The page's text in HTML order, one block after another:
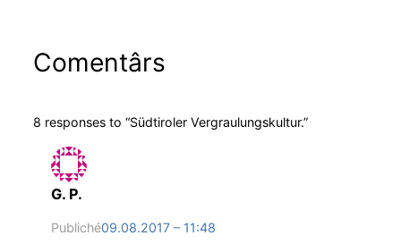
Comentârs
8 responses to “Südtiroler Vergraulungskultur.”
G. P.
Publiché09.08.2017 – 11:48